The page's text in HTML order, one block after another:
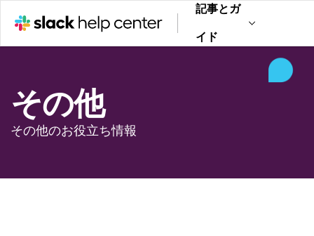
記事とガ
イド
その他
その他のお役立ち情報